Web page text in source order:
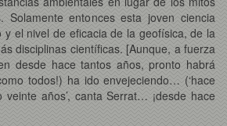
Solamente entonces esta joven ciencia
y el nivel de eficacia de la geofísica, de la
disciplinas científicas. [Aunque, a fuerza
desde hace tantos años, pronto habrá
todos!) ha ido envejeciendo… (‘hace
años’, canta Serrat… ¡desde hace